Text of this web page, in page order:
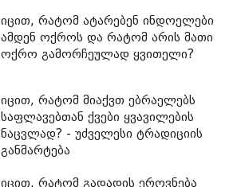
იცით, რატომ ატარებენ ინდოელები
ამდენ ოქროს და რატომ არის მათი
ოქრო გამორჩეულად ყვითელი?
იცით, რატომ მიაქვთ ებრაელებს
საფლავებთან ქვები ყვავილების
ნაცვლად? - უძველესი ტრადიციის
განმარტება
იცით, რატომ გადადის ეროვნება